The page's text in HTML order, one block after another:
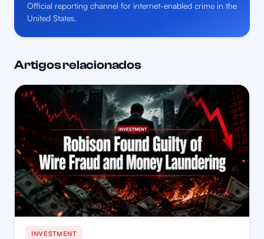
Official reporting channel for internet-enabled crime in the
United States.
Artigos relacionados
INVESTMENT